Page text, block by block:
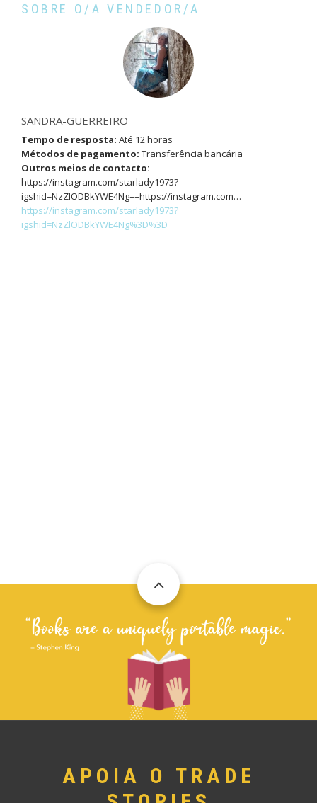
SOBRE O/A VENDEDOR/A
SANDRA-GUERREIRO
Tempo de resposta: Até 12 horas
Métodos de pagamento: Transferência bancária
Outros meios de contacto:
https://instagram.com/starlady1973?
igshid=NzZlODBkYWE4Ng==https://instagram.com…
https://instagram.com/starlady1973?
igshid=NzZlODBkYWE4Ng%3D%3D
APOIA O TRADE